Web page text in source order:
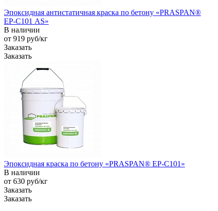
Эпоксидная антистатичная краска по бетону «PRASPAN®
EP-С101 AS»
В наличии
от 919 руб/кг
Заказать
Заказать
Эпоксидная краска по бетону «PRASPAN® EP-C101»
В наличии
от 630 руб/кг
Заказать
Заказать